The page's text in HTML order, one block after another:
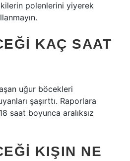
polenlerini yiyerek
KAÇ SAAT
uğur böcekleri
şaşırttı. Raporlara
saat boyunca aralıksız
KIŞIN NE